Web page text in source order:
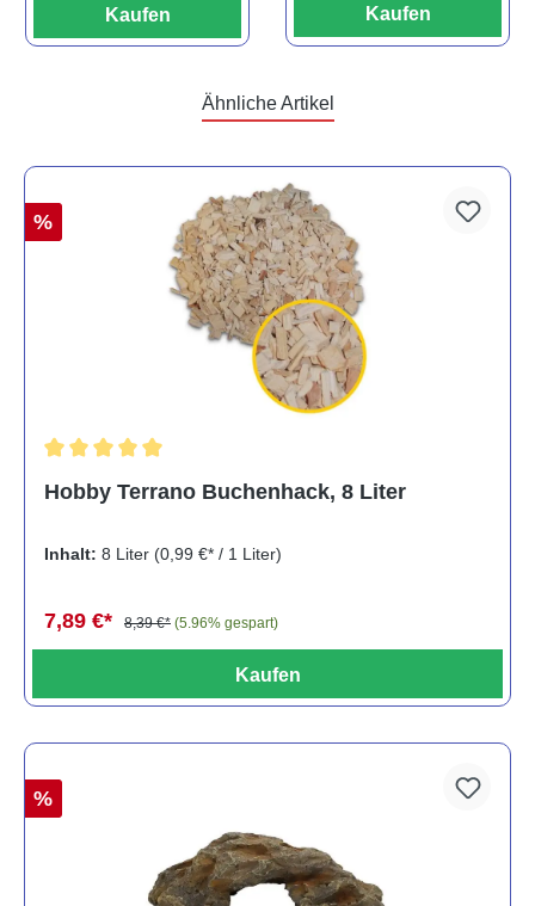
Kaufen Kaufen
Ähnliche Artikel
%
Hobby Terrano Buchenhack, 8 Liter
Inhalt: 8 Liter (0,99 €* / 1 Liter)
7,89 €* 8,39 €* (5.96% gespart)
Kaufen
%